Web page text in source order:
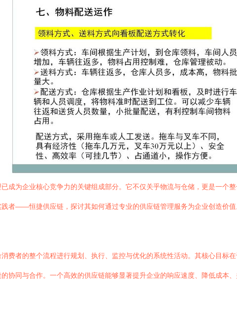
成为企业核心竞争力的关键组成部分。它不仅关乎物流与仓储，更是一个
者——恒捷供应链，探讨其如何通过专业的供应链管理服务为企业创造价值
费者的整个流程进行规划、执行、监控与优化的系统性活动。其核心目标
协同与合作。一个高效的供应链能够显著提升企业的响应速度、降低成本、